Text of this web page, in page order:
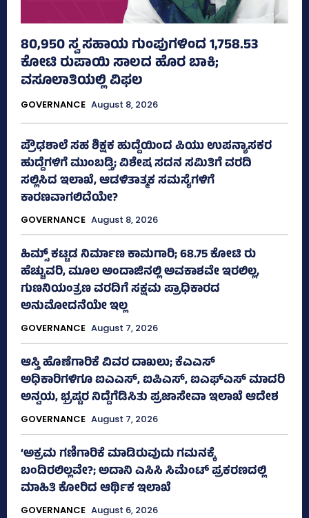
80,950 ಸ್ವ ಸಹಾಯ ಗುಂಪುಗಳಿಂದ 1,758.53
ಕೋಟಿ ರುಪಾಯಿ ಸಾಲದ ಹೊರ ಬಾಕಿ;
ವಸೂಲಾತಿಯಲ್ಲಿ ವಿಫಲ
GOVERNANCE August 8, 2026
ಪ್ರೌಢಶಾಲೆ ಸಹ ಶಿಕ್ಷಕ ಹುದ್ದೆಯಿಂದ ಪಿಯು ಉಪನ್ಯಾಸಕರ
ಹುದ್ದೆಗಳಿಗೆ ಮುಂಬಡ್ತಿ; ವಿಶೇಷ ಸದನ ಸಮಿತಿಗೆ ವರದಿ
ಸಲ್ಲಿಸಿದ ಇಲಾಖೆ, ಆಡಳಿತಾತ್ಮಕ ಸಮಸ್ಯೆಗಳಿಗೆ
ಕಾರಣವಾಗಲಿದೆಯೇ?
GOVERNANCE August 8, 2026
ಹಿಮ್ಸ್‌ ಕಟ್ಟಡ ನಿರ್ಮಾಣ ಕಾಮಗಾರಿ; 68.75 ಕೋಟಿ ರು
ಹೆಚ್ಚುವರಿ, ಮೂಲ ಅಂದಾಜಿನಲ್ಲಿ ಅವಕಾಶವೇ ಇರಲಿಲ್ಲ,
ಗುಣನಿಯಂತ್ರಣ ವರದಿಗೆ ಸಕ್ಷಮ ಪ್ರಾಧಿಕಾರದ
ಅನುಮೋದನೆಯೇ ಇಲ್ಲ
GOVERNANCE August 7, 2026
ಆಸ್ತಿ ಹೊಣೆಗಾರಿಕೆ ವಿವರ ದಾಖಲು; ಕೆಎಎಸ್
ಅಧಿಕಾರಿಗಳಿಗೂ ಐಎಎಸ್‌, ಐಪಿಎಸ್‌, ಐಎಫ್‌ಎಸ್‌ ಮಾದರಿ
ಅನ್ವಯ, ಭ್ರಷ್ಟರ ನಿದ್ದೆಗೆಡಿಸಿತು ಪ್ರಜಾಸೇವಾ ಇಲಾಖೆ ಆದೇಶ
GOVERNANCE August 7, 2026
‘ಅಕ್ರಮ ಗಣಿಗಾರಿಕೆ ಮಾಡಿರುವುದು ಗಮನಕ್ಕೆ
ಬಂದಿರಲಿಲ್ಲವೇ?; ಅದಾನಿ ಎಸಿಸಿ ಸಿಮೆಂಟ್ ಪ್ರಕರಣದಲ್ಲಿ
ಮಾಹಿತಿ ಕೋರಿದ ಆರ್ಥಿಕ ಇಲಾಖೆ
GOVERNANCE August 6, 2026